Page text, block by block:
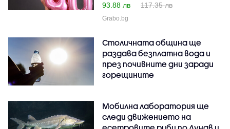
93.88 лв
117.35 лв
Grabo.bg
Столичната община ще
раздава безплатна вода и
през почивните дни заради
горещините
Мобилна лаборатория ще
следи движението на